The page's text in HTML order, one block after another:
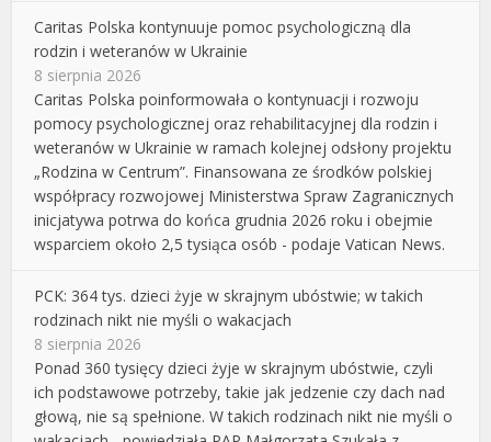
Caritas Polska kontynuuje pomoc psychologiczną dla
rodzin i weteranów w Ukrainie
8 sierpnia 2026
Caritas Polska poinformowała o kontynuacji i rozwoju
pomocy psychologicznej oraz rehabilitacyjnej dla rodzin i
weteranów w Ukrainie w ramach kolejnej odsłony projektu
„Rodzina w Centrum”. Finansowana ze środków polskiej
współpracy rozwojowej Ministerstwa Spraw Zagranicznych
inicjatywa potrwa do końca grudnia 2026 roku i obejmie
wsparciem około 2,5 tysiąca osób - podaje Vatican News.
PCK: 364 tys. dzieci żyje w skrajnym ubóstwie; w takich
rodzinach nikt nie myśli o wakacjach
8 sierpnia 2026
Ponad 360 tysięcy dzieci żyje w skrajnym ubóstwie, czyli
ich podstawowe potrzeby, takie jak jedzenie czy dach nad
głową, nie są spełnione. W takich rodzinach nikt nie myśli o